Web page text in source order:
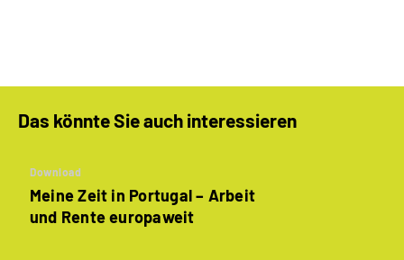
Das könnte Sie auch interessieren
Download
Meine Zeit in Portugal – Arbeit
und Rente europaweit